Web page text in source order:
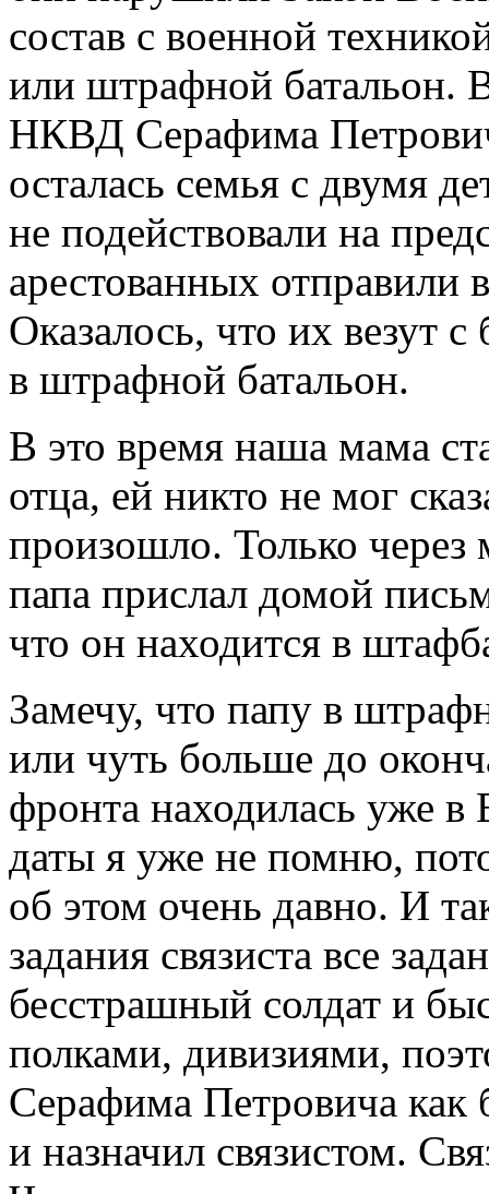
состав с военной
или штрафной батальон.
НКВД Серафима
осталась семья с двумя
не подействовали на
арестованных
Оказалось, что их везут
в штрафной батальон.
В это время наша мама
отца, ей никто не мог
произошло. Только через
папа прислал домой
что он находится в
Замечу, что папу в
или чуть больше до
фронта находилась уже
даты я уже не помню,
об этом очень давно. И
задания связиста все
бесстрашный солдат и
полками, дивизиями,
Серафима Петровича как
и назначил связистом.